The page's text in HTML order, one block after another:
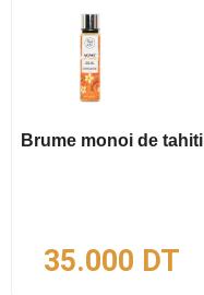
Brume monoi de tahiti
35.000 DT